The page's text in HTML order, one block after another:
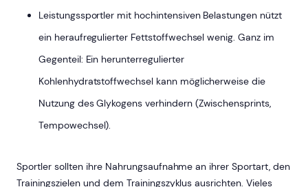
Leistungssportler mit hochintensiven Belastungen nützt
ein heraufregulierter Fettstoffwechsel wenig. Ganz im
Gegenteil: Ein herunterregulierter
Kohlenhydratstoffwechsel kann möglicherweise die
Nutzung des Glykogens verhindern (Zwischensprints,
Tempowechsel).
Sportler sollten ihre Nahrungsaufnahme an ihrer Sportart, den
Trainingszielen und dem Trainingszyklus ausrichten. Vieles